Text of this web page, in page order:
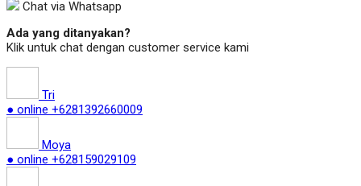
Chat via Whatsapp
Ada yang ditanyakan?
Klik untuk chat dengan customer service kami
Tri
● online +6281392660009
Moya
● online +628159029109